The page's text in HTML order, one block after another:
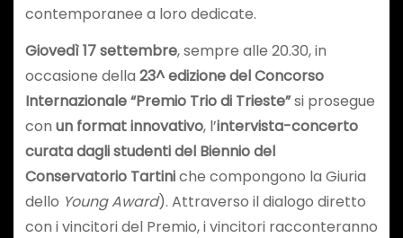
contemporanee a loro dedicate.
Giovedì 17 settembre, sempre alle 20.30, in
occasione della 23^ edizione del Concorso
Internazionale “Premio Trio di Trieste”si prosegue
con un format innovativo, l’intervista-concerto
curata dagli studenti del Biennio del
Conservatorio Tartiniche compongono la Giuria
dello Young Award). Attraverso il dialogo diretto
con i vincitori del Premio, i vincitori racconteranno